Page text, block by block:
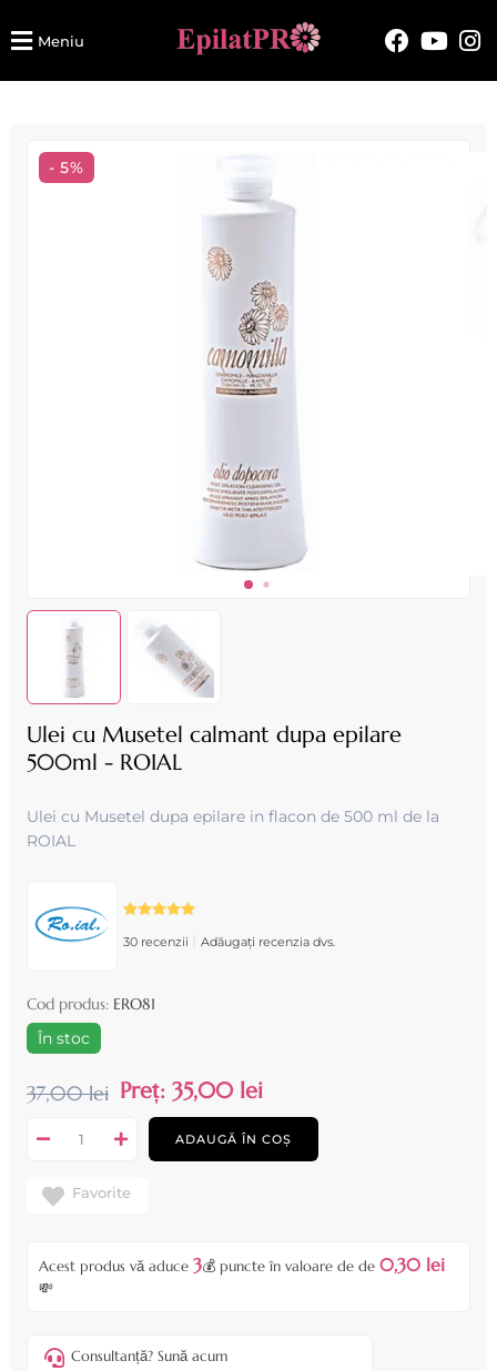
Meniu
- 5%
Ulei cu Musetel calmant dupa epilare
500ml - ROIAL
Ulei cu Musetel dupa epilare in flacon de 500 ml de la
ROIAL
30 recenzii Adăugați recenzia dvs.
Cod produs: ERO81
În stoc
37,00 lei Preț: 35,00 lei
ADAUGĂ ÎN COȘ
Favorite
Acest produs vă aduce 3💰 puncte în valoare de de 0,30 lei
💸
Consultanță? Sună acum